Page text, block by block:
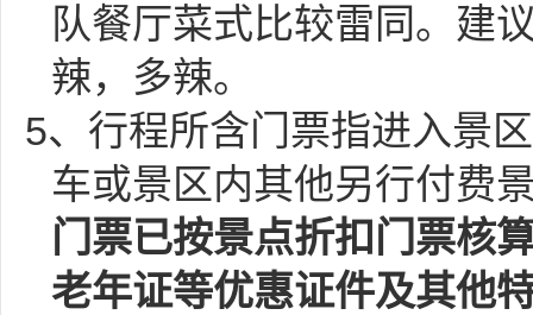
队餐厅菜式比较雷同。建
辣，多辣。
5、行程所含门票指进入景
车或景区内其他另行付费
门票已按景点折扣门票核
老年证等优惠证件及其他